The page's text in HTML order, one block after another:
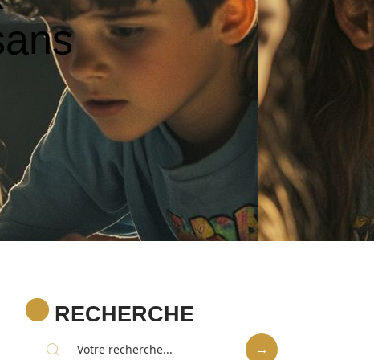
RECHERCHE